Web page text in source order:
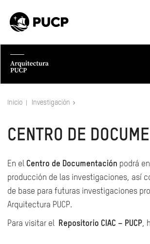
Inicio Investigación
CENTRO DE
En el Centro de Documentación podrá
producción de las investigaciones, así
de base para futuras investigaciones
Arquitectura PUCP.
Para visitar el Repositorio CIAC – PUCP,